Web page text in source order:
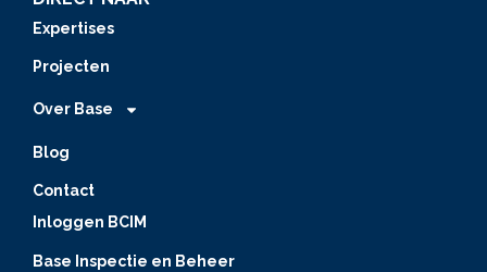
Expertises
Projecten
Over Base
Blog
Contact
Inloggen BCIM
Base Inspectie en Beheer